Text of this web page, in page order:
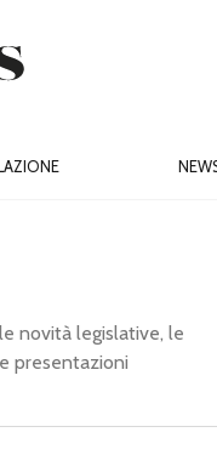
novità legislative, le
presentazioni